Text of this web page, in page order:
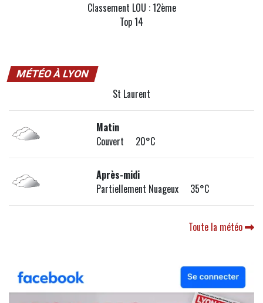
Classement LOU : 12ème
Top 14
MÉTÉO À LYON
St Laurent
Matin
Couvert 20°C
Après-midi
Partiellement Nuageux 35°C
Toute la météo